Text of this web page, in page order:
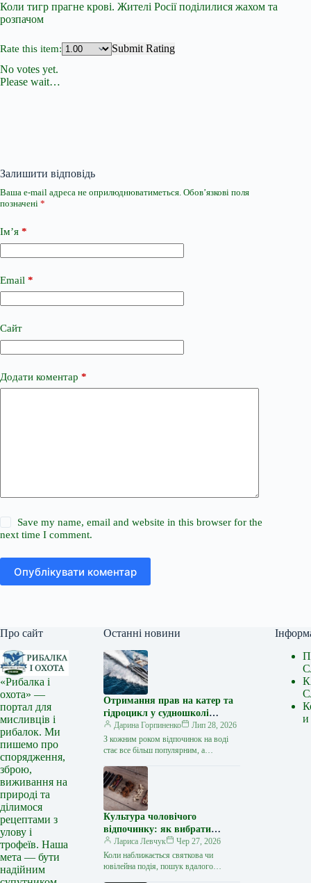
Коли тигр прагне крові. Жителі Росії поділилися жахом та
розпачом
Rate this item:
Submit Rating
No votes yet.
Please wait…
Залишити відповідь
Ваша e-mail адреса не оприлюднюватиметься. Обов’язкові поля
позначені *
Ім’я *
Email *
Сайт
Додати коментар *
Save my name, email and website in this browser for the
next time I comment.
Опублікувати коментар
Про сайт
«Рибалка і
охота» —
портал для
мисливців і
рибалок. Ми
пишемо про
спорядження,
зброю,
виживання на
природі та
ділимося
рецептами з
улову і
трофеїв. Наша
мета — бути
надійним
Останні новини
Отримання прав на катер та
гідроцикл у судношколі
«Либідь-А»: від теорії до
іспиту
Дарина Горпиненко
Лип 28, 2026
З кожним роком відпочинок на воді
стає все більш популярним, а
чи гідроциклом відкриває нові
горизонти…
Культура чоловічого
відпочинку: як вибрати
стильний та корисний
подарунок
Лариса Левчук
Чер 27, 2026
Коли наближається святкова чи
ювілейна подія, пошук вдалого
и